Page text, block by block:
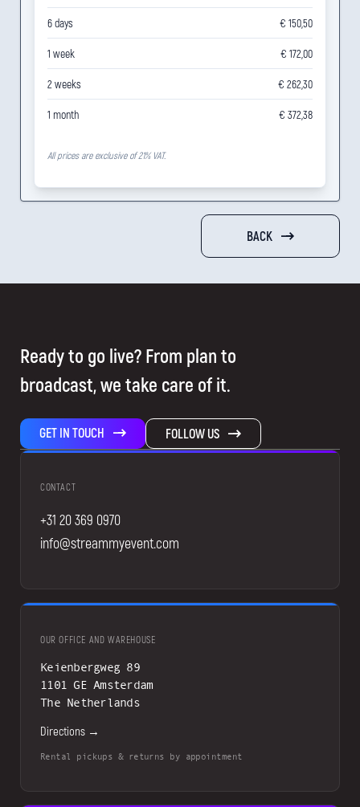
6 days € 150,50
1 week € 172,00
2 weeks € 262,30
1 month € 372,38
All prices are exclusive of 21% VAT.
BACK
Ready to go live? From plan to
broadcast, we take care of it.
GET IN TOUCH FOLLOW US
CONTACT
+31 20 369 0970
info@streammyevent.com
OUR OFFICE AND WAREHOUSE
Keienbergweg 89
1101 GE Amsterdam
The Netherlands
Directions →
Rental pickups & returns by appointment